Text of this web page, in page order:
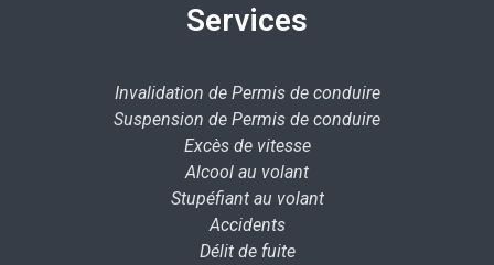
Services
Invalidation de Permis de conduire
Suspension de Permis de conduire
Excès de vitesse
Alcool au volant
Stupéfiant au volant
Accidents
Délit de fuite